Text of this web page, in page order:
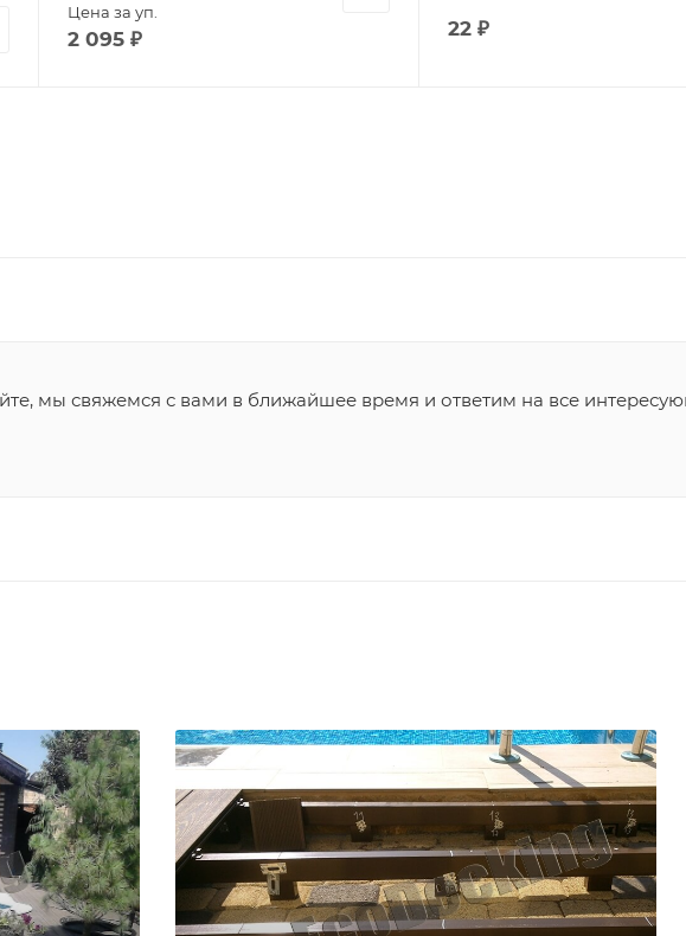
Цена за уп.
2 095 ₽ 22 ₽
мы свяжемся с вами в ближайшее время и ответим на все